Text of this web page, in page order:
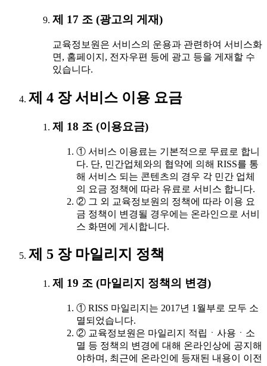
제 17 조 (광고의 게재)
교육정보원은 서비스의 운용과 관련하여 서비스화
면, 홈페이지, 전자우편 등에 광고 등을 게재할 수
있습니다.
제 4 장 서비스 이용 요금
제 18 조 (이용요금)
① 서비스 이용료는 기본적으로 무료로 합니
다. 단, 민간업체와의 협약에 의해 RISS를 통
해 서비스 되는 콘텐츠의 경우 각 민간 업체
의 요금 정책에 따라 유료로 서비스 합니다.
② 그 외 교육정보원의 정책에 따라 이용 요
금 정책이 변경될 경우에는 온라인으로 서비
스 화면에 게시합니다.
제 5 장 마일리지 정책
제 19 조 (마일리지 정책의 변경)
① RISS 마일리지는 2017년 1월부로 모두 소
멸되었습니다.
② 교육정보원은 마일리지 적립ㆍ사용ㆍ소
멸 등 정책의 변경에 대해 온라인상에 공지해
야하며, 최근에 온라인에 등재된 내용이 이전